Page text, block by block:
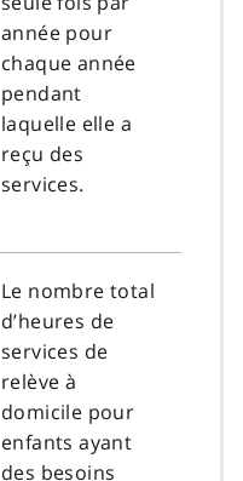
année pour
chaque année
pendant
laquelle elle a
reçu des
services.
Le nombre total
d’heures de
services de
relève à
domicile pour
enfants ayant
des besoins